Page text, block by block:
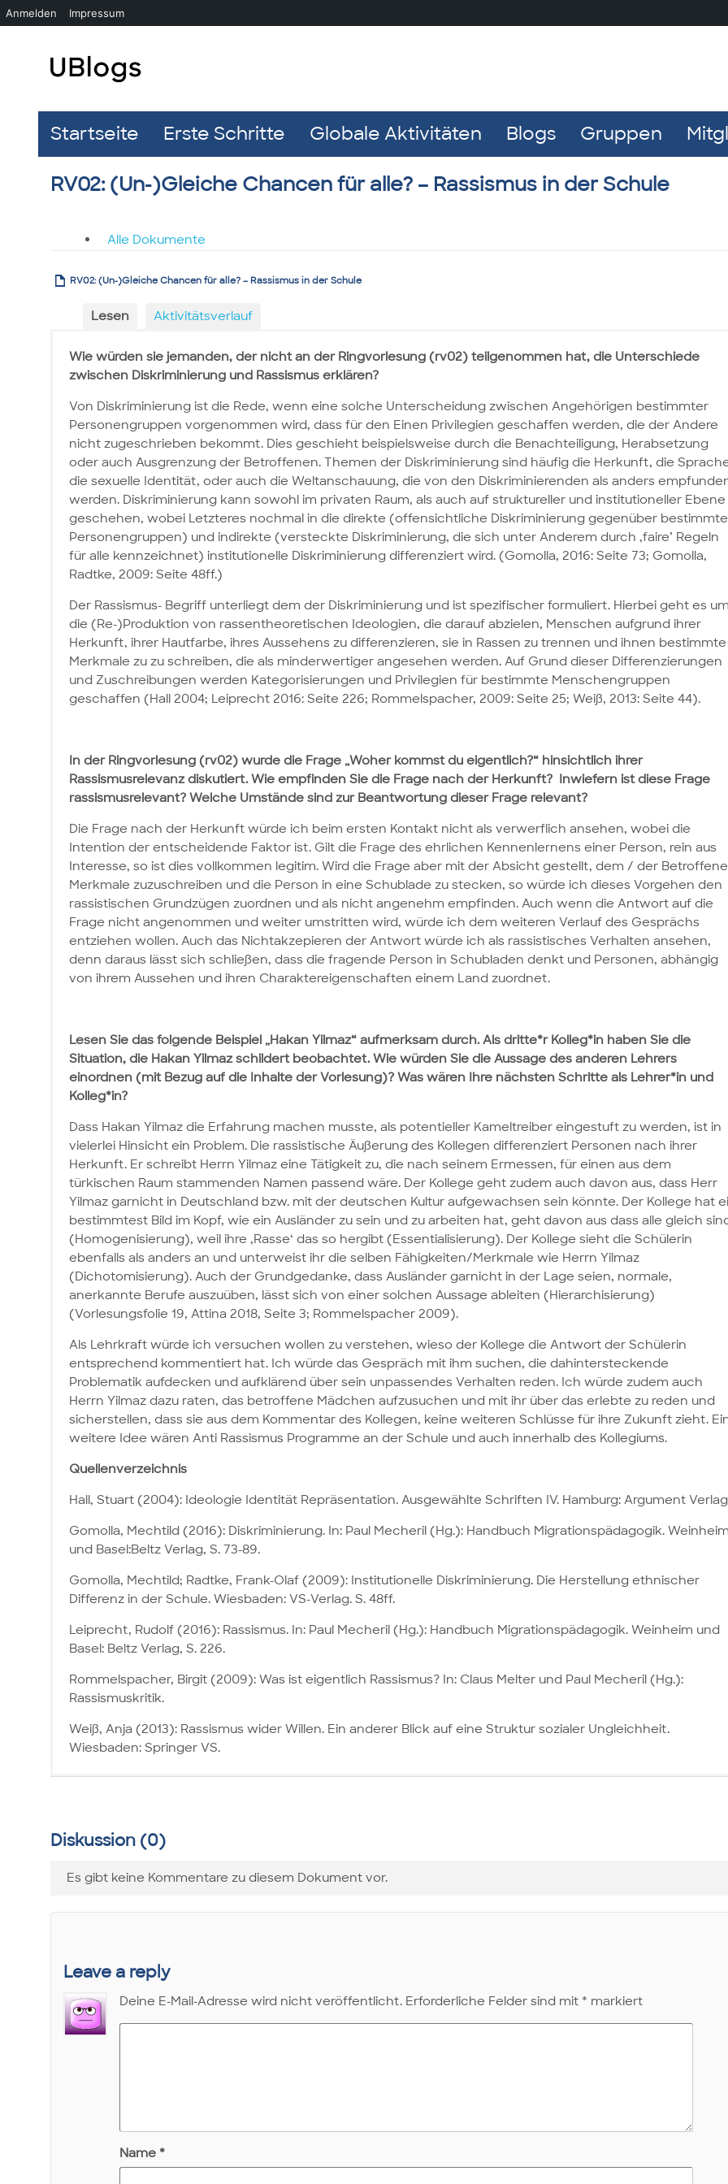
Startseite Erste Schritte Globale Aktivitäten Blogs Gruppen
RV02: (Un-)Gleiche Chancen für alle? – Rassismus in der Schule
Alle Dokumente
RV02: (Un-)Gleiche Chancen für alle? – Rassismus in der Schule
Lesen Aktivitätsverlauf
Wie würden sie jemanden, der nicht an der Ringvorlesung (rv02) teilgenommen hat, die Unterschiede
zwischen Diskriminierung und Rassismus erklären?
Von Diskriminierung ist die Rede, wenn eine solche Unterscheidung zwischen Angehörigen bestimmter
Personengruppen vorgenommen wird, dass für den Einen Privilegien geschaffen werden, die der Andere
nicht zugeschrieben bekommt. Dies geschieht beispielsweise durch die Benachteiligung, Herabsetzung
oder auch Ausgrenzung der Betroffenen. Themen der Diskriminierung sind häufig die Herkunft, die
die sexuelle Identität, oder auch die Weltanschauung, die von den Diskriminierenden als anders
werden. Diskriminierung kann sowohl im privaten Raum, als auch auf struktureller und institutioneller Ebene
geschehen, wobei Letzteres nochmal in die direkte (offensichtliche Diskriminierung gegenüber
Personengruppen) und indirekte (versteckte Diskriminierung, die sich unter Anderem durch ‚faire’ Regeln
für alle kennzeichnet) institutionelle Diskriminierung differenziert wird. (Gomolla, 2016: Seite 73; Gomolla,
Radtke, 2009: Seite 48ff.)
Der Rassismus- Begriff unterliegt dem der Diskriminierung und ist spezifischer formuliert. Hierbei geht es um
die (Re-)Produktion von rassentheoretischen Ideologien, die darauf abzielen, Menschen aufgrund ihrer
Herkunft, ihrer Hautfarbe, ihres Aussehens zu differenzieren, sie in Rassen zu trennen und ihnen bestimmte
Merkmale zu zu schreiben, die als minderwertiger angesehen werden. Auf Grund dieser Differenzierungen
und Zuschreibungen werden Kategorisierungen und Privilegien für bestimmte Menschengruppen
geschaffen (Hall 2004; Leiprecht 2016: Seite 226; Rommelspacher, 2009: Seite 25; Weiß, 2013: Seite 44).
In der Ringvorlesung (rv02) wurde die Frage „Woher kommst du eigentlich?“ hinsichtlich ihrer
Rassismusrelevanz diskutiert. Wie empfinden Sie die Frage nach der Herkunft? Inwiefern ist diese Frage
rassismusrelevant? Welche Umstände sind zur Beantwortung dieser Frage relevant?
Die Frage nach der Herkunft würde ich beim ersten Kontakt nicht als verwerflich ansehen, wobei die
Intention der entscheidende Faktor ist. Gilt die Frage des ehrlichen Kennenlernens einer Person, rein aus
Interesse, so ist dies vollkommen legitim. Wird die Frage aber mit der Absicht gestellt, dem / der
Merkmale zuzuschreiben und die Person in eine Schublade zu stecken, so würde ich dieses Vorgehen den
rassistischen Grundzügen zuordnen und als nicht angenehm empfinden. Auch wenn die Antwort auf die
Frage nicht angenommen und weiter umstritten wird, würde ich dem weiteren Verlauf des Gesprächs
entziehen wollen. Auch das Nichtakzepieren der Antwort würde ich als rassistisches Verhalten ansehen,
denn daraus lässt sich schließen, dass die fragende Person in Schubladen denkt und Personen, abhängig
von ihrem Aussehen und ihren Charaktereigenschaften einem Land zuordnet.
Lesen Sie das folgende Beispiel „Hakan Yilmaz“ aufmerksam durch. Als dritte*r Kolleg*in haben Sie die
Situation, die Hakan Yilmaz schildert beobachtet. Wie würden Sie die Aussage des anderen Lehrers
einordnen (mit Bezug auf die Inhalte der Vorlesung)? Was wären Ihre nächsten Schritte als Lehrer*in und
Kolleg*in?
Dass Hakan Yilmaz die Erfahrung machen musste, als potentieller Kameltreiber eingestuft zu werden, ist in
vielerlei Hinsicht ein Problem. Die rassistische Äußerung des Kollegen differenziert Personen nach ihrer
Herkunft. Er schreibt Herrn Yilmaz eine Tätigkeit zu, die nach seinem Ermessen, für einen aus dem
türkischen Raum stammenden Namen passend wäre. Der Kollege geht zudem auch davon aus, dass Herr
Yilmaz garnicht in Deutschland bzw. mit der deutschen Kultur aufgewachsen sein könnte. Der Kollege hat
bestimmtest Bild im Kopf, wie ein Ausländer zu sein und zu arbeiten hat, geht davon aus dass alle gleich
(Homogenisierung), weil ihre ‚Rasse‘ das so hergibt (Essentialisierung). Der Kollege sieht die Schülerin
ebenfalls als anders an und unterweist ihr die selben Fähigkeiten/Merkmale wie Herrn Yilmaz
(Dichotomisierung). Auch der Grundgedanke, dass Ausländer garnicht in der Lage seien, normale,
anerkannte Berufe auszuüben, lässt sich von einer solchen Aussage ableiten (Hierarchisierung)
(Vorlesungsfolie 19, Attina 2018, Seite 3; Rommelspacher 2009).
Als Lehrkraft würde ich versuchen wollen zu verstehen, wieso der Kollege die Antwort der Schülerin
entsprechend kommentiert hat. Ich würde das Gespräch mit ihm suchen, die dahintersteckende
Problematik aufdecken und aufklärend über sein unpassendes Verhalten reden. Ich würde zudem auch
Herrn Yilmaz dazu raten, das betroffene Mädchen aufzusuchen und mit ihr über das erlebte zu reden und
sicherstellen, dass sie aus dem Kommentar des Kollegen, keine weiteren Schlüsse für ihre Zukunft zieht.
weitere Idee wären Anti Rassismus Programme an der Schule und auch innerhalb des Kollegiums.
Quellenverzeichnis
Hall, Stuart (2004): Ideologie Identität Repräsentation. Ausgewählte Schriften IV. Hamburg: Argument
Gomolla, Mechtild (2016): Diskriminierung. In: Paul Mecheril (Hg.): Handbuch Migrationspädagogik. Weinheim
und Basel:Beltz Verlag, S. 73-89.
Gomolla, Mechtild; Radtke, Frank-Olaf (2009): Institutionelle Diskriminierung. Die Herstellung ethnischer
Differenz in der Schule. Wiesbaden: VS-Verlag. S. 48ff.
Leiprecht, Rudolf (2016): Rassismus. In: Paul Mecheril (Hg.): Handbuch Migrationspädagogik. Weinheim und
Basel: Beltz Verlag, S. 226.
Rommelspacher, Birgit (2009): Was ist eigentlich Rassismus? In: Claus Melter und Paul Mecheril (Hg.):
Rassismuskritik.
Weiß, Anja (2013): Rassismus wider Willen. Ein anderer Blick auf eine Struktur sozialer Ungleichheit.
Wiesbaden: Springer VS.
Diskussion (0)
Es gibt keine Kommentare zu diesem Dokument vor.
Leave a reply
Deine E-Mail-Adresse wird nicht veröffentlicht. Erforderliche Felder sind mit * markiert
Name *
Anmelden Impressum